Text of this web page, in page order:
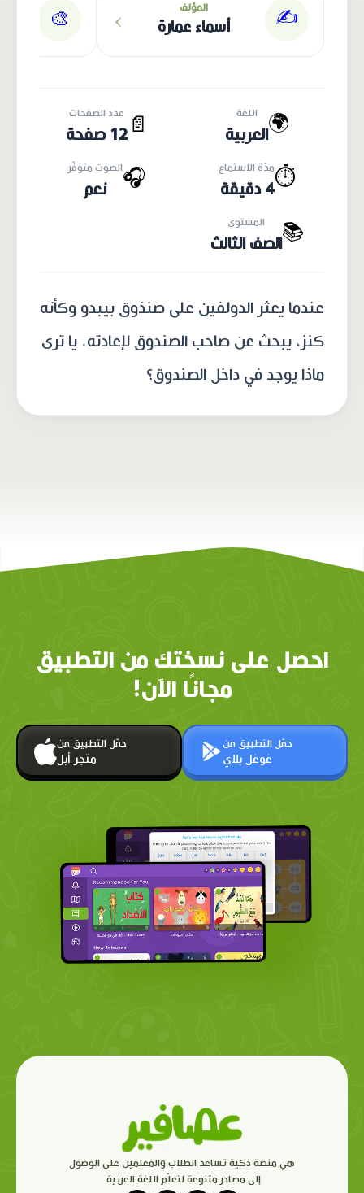
✍️ المؤلف
أسماء عمارة ›
🎨
🌍 اللغة
العربية 📄
عدد الصفحات
12 صفحة
⏱️مدّة الاستماع
4 دقيقة
🎧الصوت متوفّر
نعم
📚 المستوى
الصف الثالث
عندما يعثر الدولفين على صنذوق بيبدو وكأنه
كنز، يبحث عن صاحب الصندوق لإعادته. يا ترى
ماذا يوجد في داخل الصندوق؟
احصل على نسختك من التطبيق
مجانًا الآن!
حمّل التطبيق من
متجر أبل
حمّل التطبيق من
غوغل بلاي
هي منصة ذكية تساعد الطلاب والمعلمين على الوصول
إلى مصادر متنوعة لتعلّم اللغة العربية.